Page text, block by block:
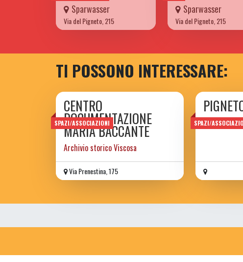
Sparwasser
Via del Pigneto, 215
Sparwasser
Via del Pigneto, 215
TI POSSONO INTERESSARE:
SPAZI/ASSOCIAZIONI
CENTRO
DOCUMENTAZIONE
MARIA BACCANTE
Archivio storico Viscosa
Via Prenestina, 175
SPAZI/